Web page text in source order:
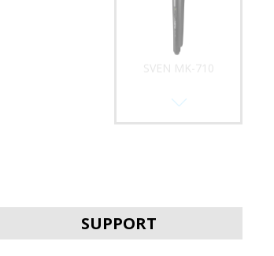
SVEN MK-710
SUPPORT